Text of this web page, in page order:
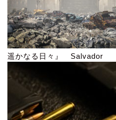
遥かなる日々』 Salvador